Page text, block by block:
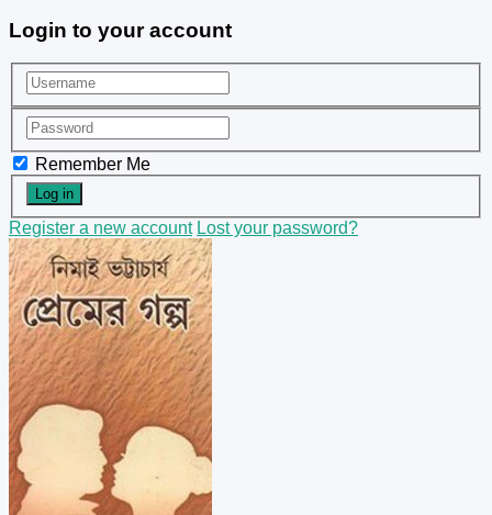
Login to your account
Remember Me
Register a new account Lost your password?